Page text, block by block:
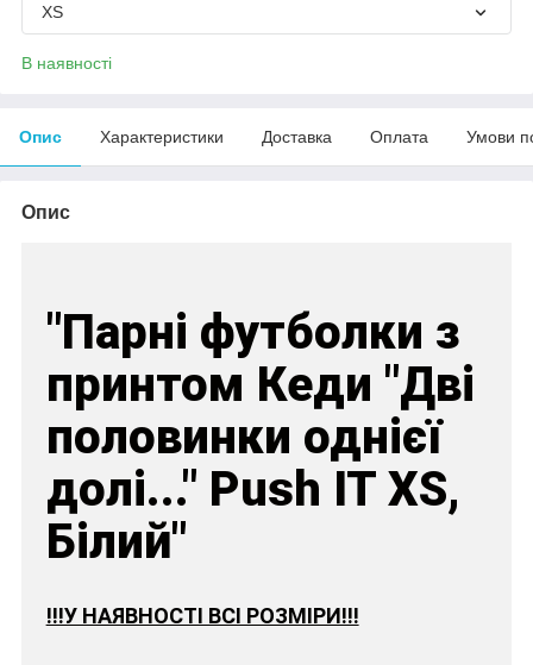
XS
В наявності
Опис Характеристики Доставка Оплата Умови
Опис
"Парні футболки з
принтом Кеди "Дві
половинки однієї
долі..." Push IT XS,
Білий"
!!!У НАЯВНОСТІ ВСІ РОЗМІРИ!!!